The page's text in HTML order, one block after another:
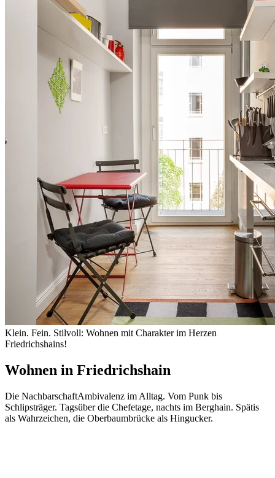
Klein. Fein. Stilvoll: Wohnen mit Charakter im Herzen
Friedrichshains!
Wohnen in Friedrichshain
Die NachbarschaftAmbivalenz im Alltag. Vom Punk bis
Schlipsträger. Tagsüber die Chefetage, nachts im Berghain. Spätis
als Wahrzeichen, die Oberbaumbrücke als Hingucker.